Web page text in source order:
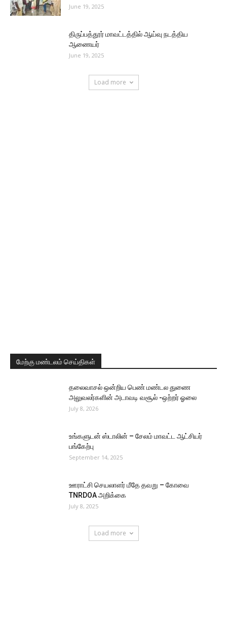
June 19, 2025
திருப்பத்தூர் மாவட்டத்தில் ஆய்வு நடத்திய
ஆணையர்
June 19, 2025
Load more
மேற்கு மண்டலம் செய்திகள்
தலைவாசல் ஒன்றிய பெண் மண்டல துணை
அலுவலர்களின் அடாவடி வசூல் -ஒற்றர் ஓலை
July 8, 2026
உங்களுடன் ஸ்டாலின் – சேலம் மாவட்ட ஆட்சியர்
பங்கேற்பு
September 14, 2025
ஊராட்சி செயலாளர் மீதே தவறு – கோவை
TNRDOA அறிக்கை
July 8, 2025
Load more